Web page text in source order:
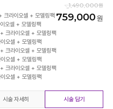
크라이오셀 + 모델링팩
오셀 + 모델링팩
크라이오셀 + 모델링팩
오셀 + 모델링팩
크라이오셀 + 모델링팩
오셀 + 모델링팩
크라이오셀 + 모델링팩
1,490,000
759,000
시술 자세히 시술 담기